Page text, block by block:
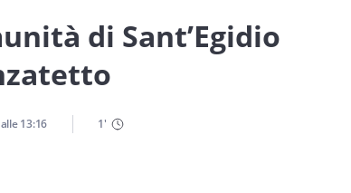
di Sant’Egidio
13:16 1'